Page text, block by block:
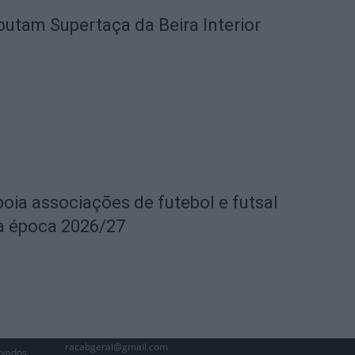
Supertaça da Beira Interior
associações de futebol e futsal
época 2026/27
racabgeral@gmail.com